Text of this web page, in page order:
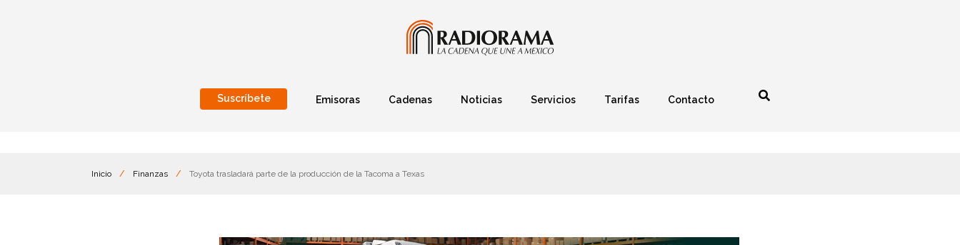
Suscríbete Emisoras Cadenas Noticias Servicios Tarifas Contacto
Inicio / Finanzas / Toyota trasladará parte de la producción de la Tacoma a Texas